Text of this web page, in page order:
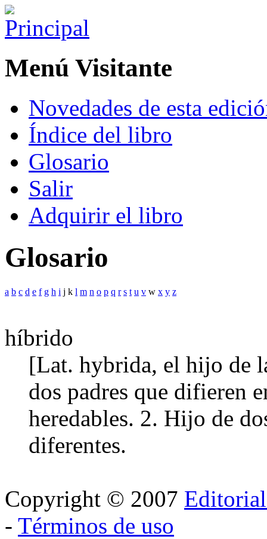
Menú Visitante
Novedades de esta
Índice del libro
Glosario
Salir
Adquirir el libro
Glosario
a b c d e f g h i j k l m n o p q r s t u v w x y z
híbrido
[Lat. hybrida, el hijo de
dos padres que difieren
heredables. 2. Hijo de
diferentes.
Copyright © 2007
- Términos de uso